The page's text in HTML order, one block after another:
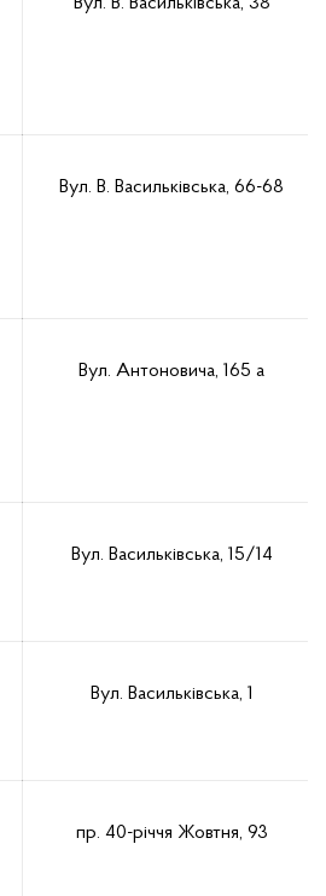
Вул. В. Васильківська, 66-68
Вул. Антоновича, 165 а
Вул. Васильківська, 15/14
Вул. Васильківська, 1
пр. 40-річчя Жовтня, 93